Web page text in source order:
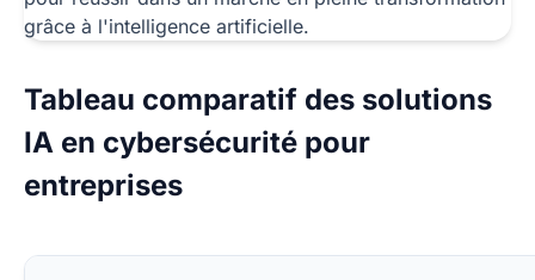
Tableau comparatif des solutions
IA en cybersécurité pour
entreprises